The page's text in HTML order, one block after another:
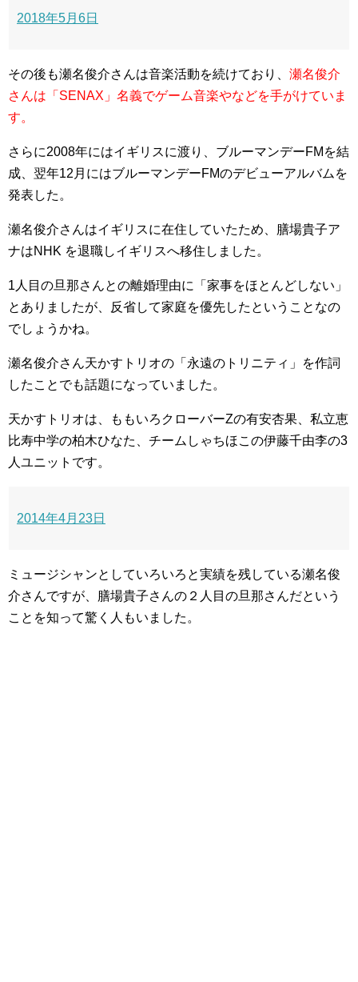
2018年5月6日
その後も瀬名俊介さんは音楽活動を続けており、 瀬名俊介
さんは「SENAX」名義でゲーム音楽やなどを手がけていま
す。
さらに2008年にはイギリスに渡り、ブルーマンデーFMを結
成、翌年12月にはブルーマンデーFMのデビューアルバムを
発表した。
瀬名俊介さんはイギリスに在住していたため、膳場貴子ア
ナはNHK を退職しイギリスへ移住しました。
1人目の旦那さんとの離婚理由に「家事をほとんどしない」
とありましたが、反省して家庭を優先したということなの
でしょうかね。
瀬名俊介さん天かすトリオの「永遠のトリニティ」を作詞
したことでも話題になっていました。
天かすトリオは、ももいろクローバーZの有安杏果、私立恵
比寿中学の柏木ひなた、チームしゃちほこの伊藤千由李の3
人ユニットです。
2014年4月23日
ミュージシャンとしていろいろと実績を残している瀬名俊
介さんですが、膳場貴子さんの２人目の旦那さんだという
ことを知って驚く人もいました。